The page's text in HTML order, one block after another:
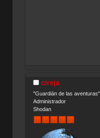
cireja
"Guardián de las aventuras"
Administrador
Shodan